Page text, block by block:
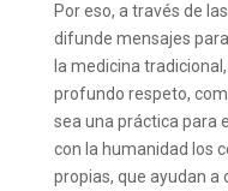
Por eso, a través de
difunde mensajes
la medicina
profundo respeto,
sea una práctica para
con la humanidad los
propias, que ayudan